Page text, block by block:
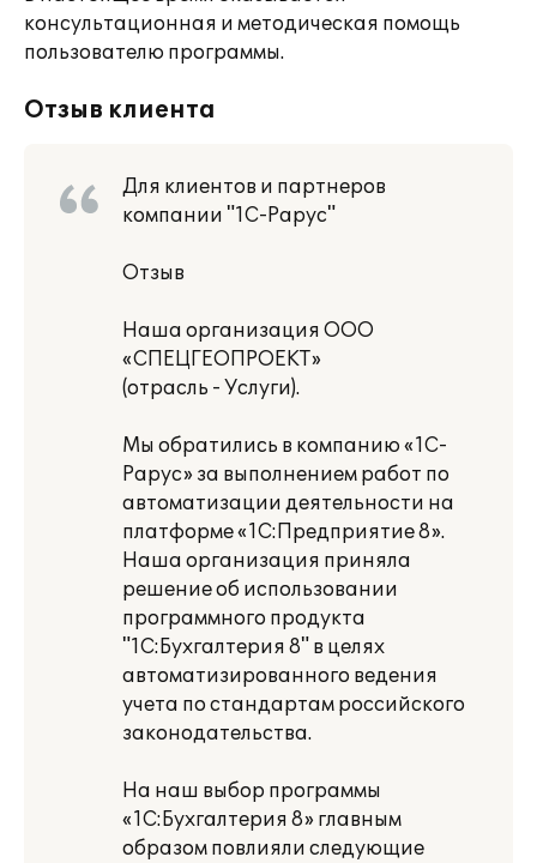
консультационная и методическая помощь
пользователю программы.
Отзыв клиента
Для клиентов и партнеров
компании "1С-Рарус"
Отзыв
Наша организация ООО
«СПЕЦГЕОПРОЕКТ»
(отрасль - Услуги).
Мы обратились в компанию «1С-
Рарус» за выполнением работ по
автоматизации деятельности на
платформе «1С:Предприятие 8».
Наша организация приняла
решение об использовании
программного продукта
"1С:Бухгалтерия 8" в целях
автоматизированного ведения
учета по стандартам российского
законодательства.
На наш выбор программы
«1С:Бухгалтерия 8» главным
образом повлияли следующие